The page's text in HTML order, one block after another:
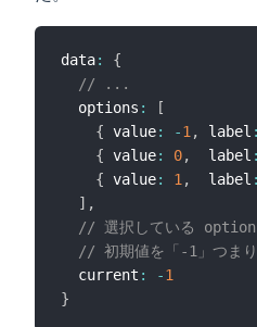
data:
{
// ...
  options
:
[
{ value: -1, label :
{ value: 0,
  label
:
{ value: 1,
  label
:
] ,
// 選択している
// 初期値を「-1」つまり
  current
: -1
}